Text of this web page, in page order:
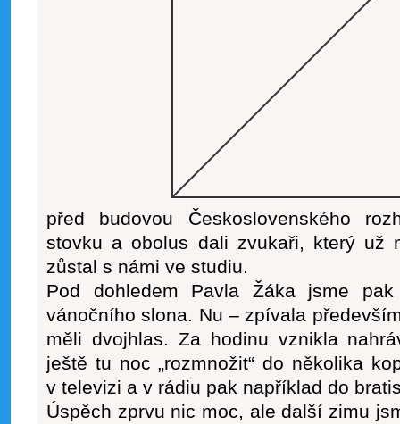
před budovou Československého
stovku a obolus dali zvukaři, který už
zůstal s námi ve studiu.
Pod dohledem Pavla Žáka jsme
vánočního slona. Nu – zpívala
měli dvojhlas. Za hodinu vznikla
ještě tu noc „rozmnožit“ do několika
v televizi a v rádiu pak například do
Úspěch zprvu nic moc, ale další zimu